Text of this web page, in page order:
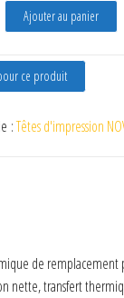
1 TETE AVERY
Ajouter au panier
ce produit
:Têtes d'impression
de
nette, transfert